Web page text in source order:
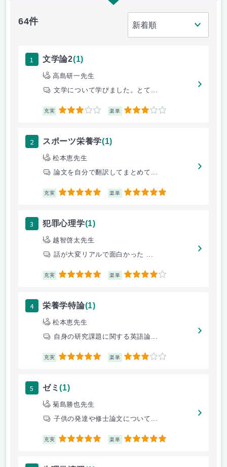
64件
1 文学論2(1)
高島研一先生
文学について学びました。とて...
充実 3 楽単 3
2 スポーツ栄養学(1)
松本恵先生
論文を自分で翻訳してまとめて...
充実 5 楽単 5
3 犯罪心理学(1)
越智啓太先生
話が大変リアルで面白かった ...
充実 5 楽単 4
4 栄養学特論(1)
松本恵先生
自身の研究課題に関する英語論...
充実 5 楽単 3
5 ゼミ(1)
菊島勝也先生
子供の発達や修士論文について...
充実 5 楽単 5